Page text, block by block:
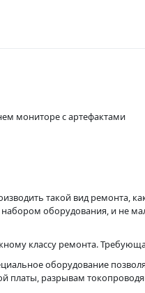
мониторе с артефактами
такой вид ремонта,
оборудования, и не
классу ремонта.
оборудование
платы, разрывам